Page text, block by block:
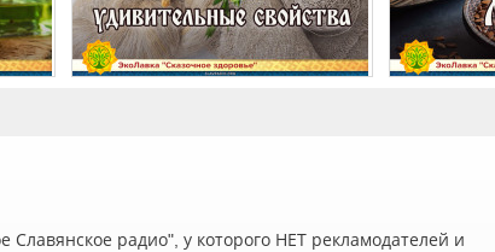
радио", у которого НЕТ рекламодателей и